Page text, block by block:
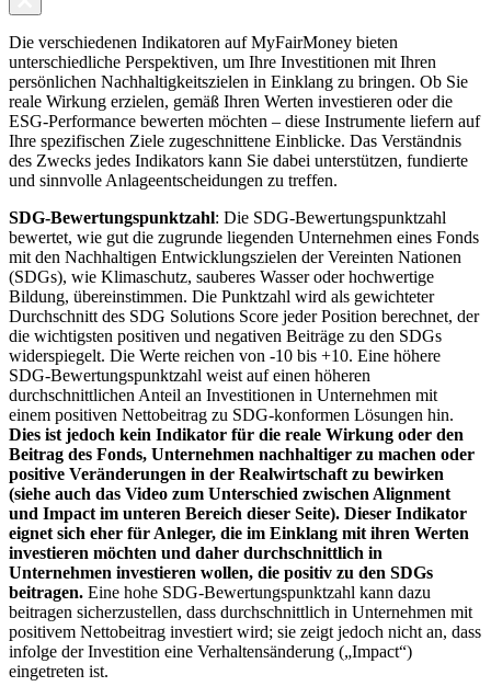
Die verschiedenen Indikatoren auf MyFairMoney bieten
unterschiedliche Perspektiven, um Ihre Investitionen mit Ihren
persönlichen Nachhaltigkeitszielen in Einklang zu bringen. Ob Sie
reale Wirkung erzielen, gemäß Ihren Werten investieren oder die
ESG-Performance bewerten möchten – diese Instrumente liefern auf
Ihre spezifischen Ziele zugeschnittene Einblicke. Das Verständnis
des Zwecks jedes Indikators kann Sie dabei unterstützen, fundierte
und sinnvolle Anlageentscheidungen zu treffen.
SDG-Bewertungspunktzahl: Die SDG-Bewertungspunktzahl
bewertet, wie gut die zugrunde liegenden Unternehmen eines Fonds
mit den Nachhaltigen Entwicklungszielen der Vereinten Nationen
(SDGs), wie Klimaschutz, sauberes Wasser oder hochwertige
Bildung, übereinstimmen. Die Punktzahl wird als gewichteter
Durchschnitt des SDG Solutions Score jeder Position berechnet, der
die wichtigsten positiven und negativen Beiträge zu den SDGs
widerspiegelt. Die Werte reichen von -10 bis +10. Eine höhere
SDG-Bewertungspunktzahl weist auf einen höheren
durchschnittlichen Anteil an Investitionen in Unternehmen mit
einem positiven Nettobeitrag zu SDG-konformen Lösungen hin.
Dies ist jedoch kein Indikator für die reale Wirkung oder den
Beitrag des Fonds, Unternehmen nachhaltiger zu machen oder
positive Veränderungen in der Realwirtschaft zu bewirken
(siehe auch das Video zum Unterschied zwischen Alignment
und Impact im unteren Bereich dieser Seite). Dieser Indikator
eignet sich eher für Anleger, die im Einklang mit ihren Werten
investieren möchten und daher durchschnittlich in
Unternehmen investieren wollen, die positiv zu den SDGs
beitragen. Eine hohe SDG-Bewertungspunktzahl kann dazu
beitragen sicherzustellen, dass durchschnittlich in Unternehmen mit
positivem Nettobeitrag investiert wird; sie zeigt jedoch nicht an, dass
infolge der Investition eine Verhaltensänderung („Impact“)
eingetreten ist.